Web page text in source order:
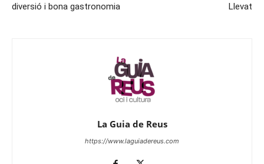
diversió i bona gastronomia
Llevat
La Guia de Reus
https://www.laguiadereus.com